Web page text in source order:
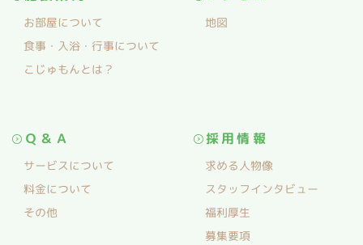
お部屋について
食事・入浴・行事について
こじゅもんとは？
地図
Ｑ＆Ａ
サービスについて
料金について
その他
採用情報
求める人物像
スタッフインタビュー
福利厚生
募集要項